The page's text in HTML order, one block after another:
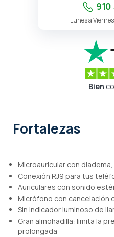
910
Lunes a
Bien
Fortalezas
Microauricular con
Conexión RJ9 para tus
Auriculares con sonido
Micrófono con cancelación
Sin indicador luminoso de
Gran almohadilla: limita la
prolongada